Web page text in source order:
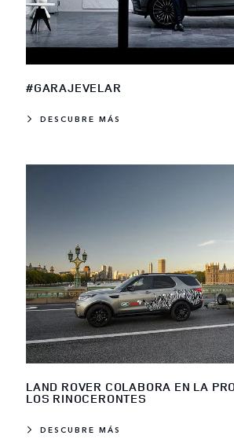
#GARAJEVELAR
DESCUBRE MÁS
LAND ROVER COLABORA EN LA
LOS RINOCERONTES
DESCUBRE MÁS